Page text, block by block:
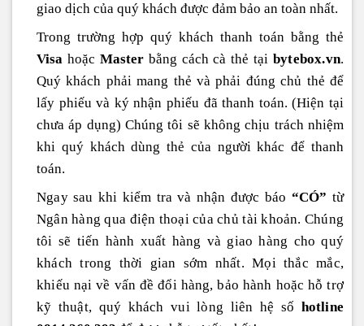
giao dịch của quý khách được đảm bảo an toàn nhất.
Trong trường hợp quý khách thanh toán bằng thẻ
Visa hoặc Masterbằng cách cà thẻ tại bytebox.vn.
Quý khách phải mang thẻ và phải đúng chủ thẻ để
lấy phiếu và ký nhận phiếu đã thanh toán. (Hiện tại
chưa áp dụng) Chúng tôi sẽ không chịu trách nhiệm
khi quý khách dùng thẻ của người khác để thanh
toán.
Ngay sau khi kiểm tra và nhận được báo “CÓ” từ
Ngân hàng qua điện thoại của chủ tài khoản. Chúng
tôi sẽ tiến hành xuất hàng và giao hàng cho quý
khách trong thời gian sớm nhất. Mọi thắc mắc,
khiếu nại về vấn đề đổi hàng, bảo hành hoặc hỗ trợ
kỹ thuật, quý khách vui lòng liên hệ số hotline